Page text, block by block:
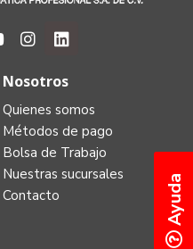
Ayuda
Nosotros
Quienes somos
Métodos de pago
Bolsa de Trabajo
Nuestras sucursales
Contacto